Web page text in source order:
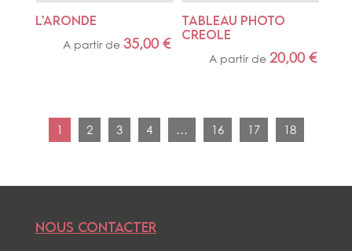
L’ARONDE
A partir de 35,00 €
TABLEAU PHOTO
CREOLE
A partir de20,00€
1 2 3 4 … 16 17 18
NOUS CONTACTER